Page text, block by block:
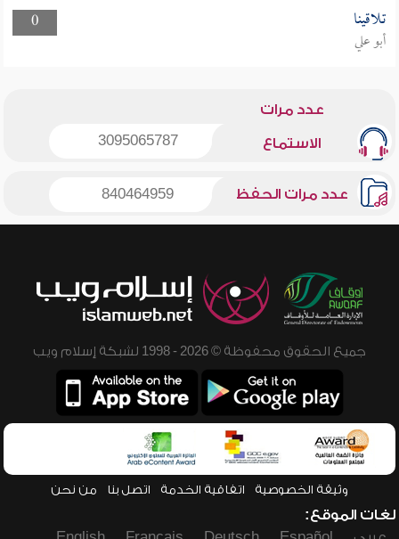
0
تلاقينا
أبو علي
عدد مرات
الاستماع 3095065787
عدد مرات الحفظ 840464959
جميع الحقوق محفوظة © 2026 - 1998 لشبكة إسلام ويب
وثيقة الخصوصية اتفاقية الخدمة اتصل بنا من نحن
لغات الموقع: